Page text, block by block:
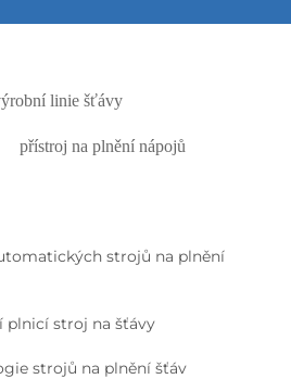
linie šťávy
přístroj na plnění nápojů
strojů na plnění
plnicí stroj na šťávy
strojů na plnění šťáv